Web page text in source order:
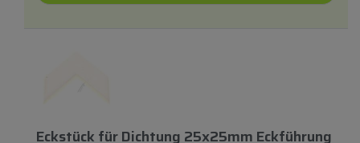
Eckstück fürDichtung 25x25mm Eckführung